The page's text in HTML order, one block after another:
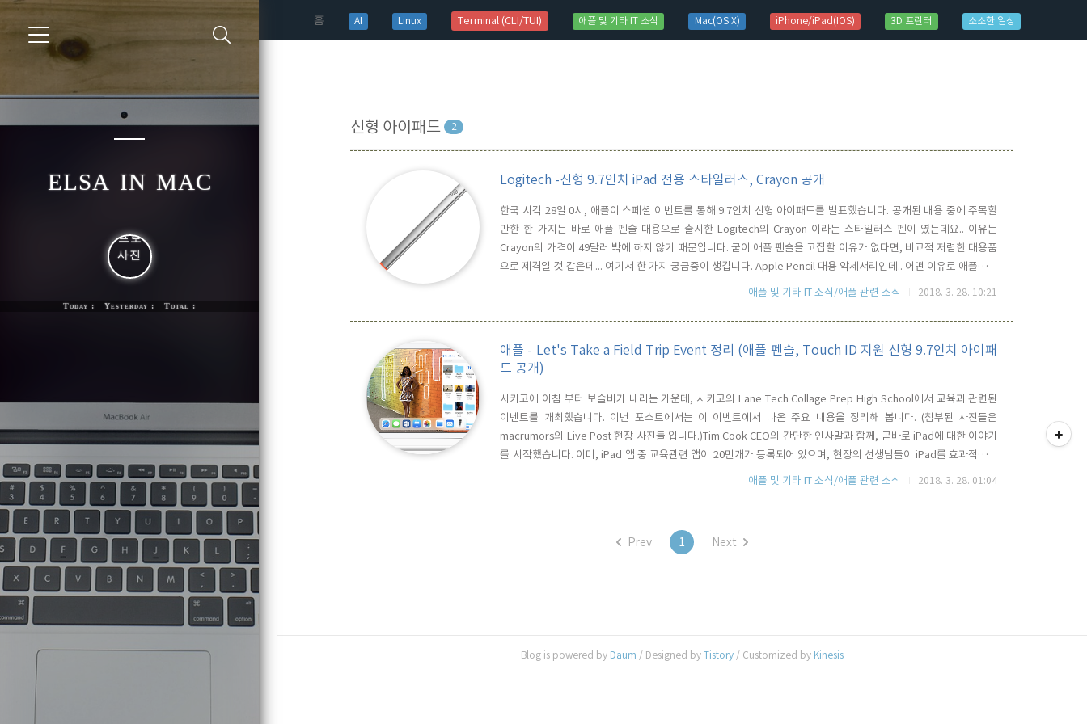
홈(current)
AI Linux Terminal (CLI/TUI) 애플 및 기타 IT 소식 Mac(OS X) iPhone/iPad(IOS) 3D 프린터 소소한 일상
elsa in mac
Today : Yesterday : Total :
신형 아이패드 2
Logitech -신형 9.7인치 iPad 전용 스타일러스, Crayon 공개
한국 시각 28일 0시, 애플이 스페셜 이벤트를 통해 9.7인치 신형 아이패드를 발표했습니다. 공개된 내용 중에 주목할
만한 한 가지는 바로 애플 펜슬 대용으로 출시한 Logitech의 Crayon 이라는 스타일러스 펜이 였는데요.. 이유는
Crayon의 가격이 49달러 밖에 하지 않기 때문입니다. 굳이 애플 펜슬을 고집할 이유가 없다면, 비교적 저렴한 대용품
으로 제격일 것 같은데... 여기서 한 가지 궁금중이 생깁니다. Apple Pencil 대용 악세서리인데.. 어떤 이유로 애플펜슬
보다 가격이 싼 것일까 ?첫 번째로 Crayon은 새롭게 출시될 신형 iPad 전용 스타일러스 입니다. 기존의 iPad Pro에
애플 및 기타 IT 소식/애플 관련 소식 2018. 3. 28. 10:21
애플 - Let's Take a Field Trip Event 정리 (애플 펜슬, Touch ID 지원 신형 9.7인치 아이패
드 공개)
시카고에 아침 부터 보슬비가 내리는 가운데, 시카고의 Lane Tech Collage Prep High School에서 교육과 관련된
이벤트를 개최했습니다. 이번 포스트에서는 이 이벤트에서 나온 주요 내용을 정리해 봅니다. (첨부된 사진들은
macrumors의 Live Post 현장 사진들 입니다.)Tim Cook CEO의 간단한 인사말과 함께, 곧바로 iPad에 대한 이야기
를 시작했습니다. 이미, iPad 앱 중 교육관련 앱이 20만개가 등록되어 있으며, 현장의 선생님들이 iPad를 효과적으로
교육에 사용하고 있다고 합니다. 곧이어 예상대로 Touch ID를 지원하는 신형 9.7인치 iPad 소개로 넘어갔습니다. 애
애플 및 기타 IT 소식/애플 관련 소식 2018. 3. 28. 01:04
Prev 1 Next
Blog is powered by Daum / Designed by Tistory/ Customized by Kinesis
티스토리툴바